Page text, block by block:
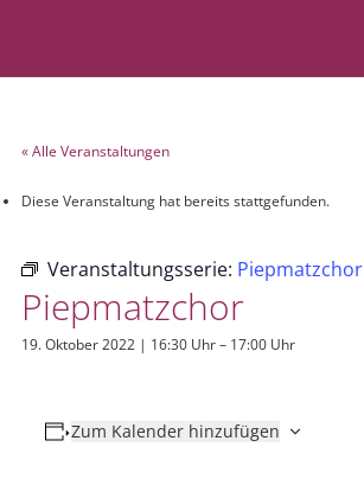
« Alle Veranstaltungen
Diese Veranstaltung hat bereits stattgefunden.
Veranstaltungsserie: Piepmatzchor
Piepmatzchor
19. Oktober 2022 | 16:30 Uhr– 17:00 Uhr
Zum Kalender hinzufügen